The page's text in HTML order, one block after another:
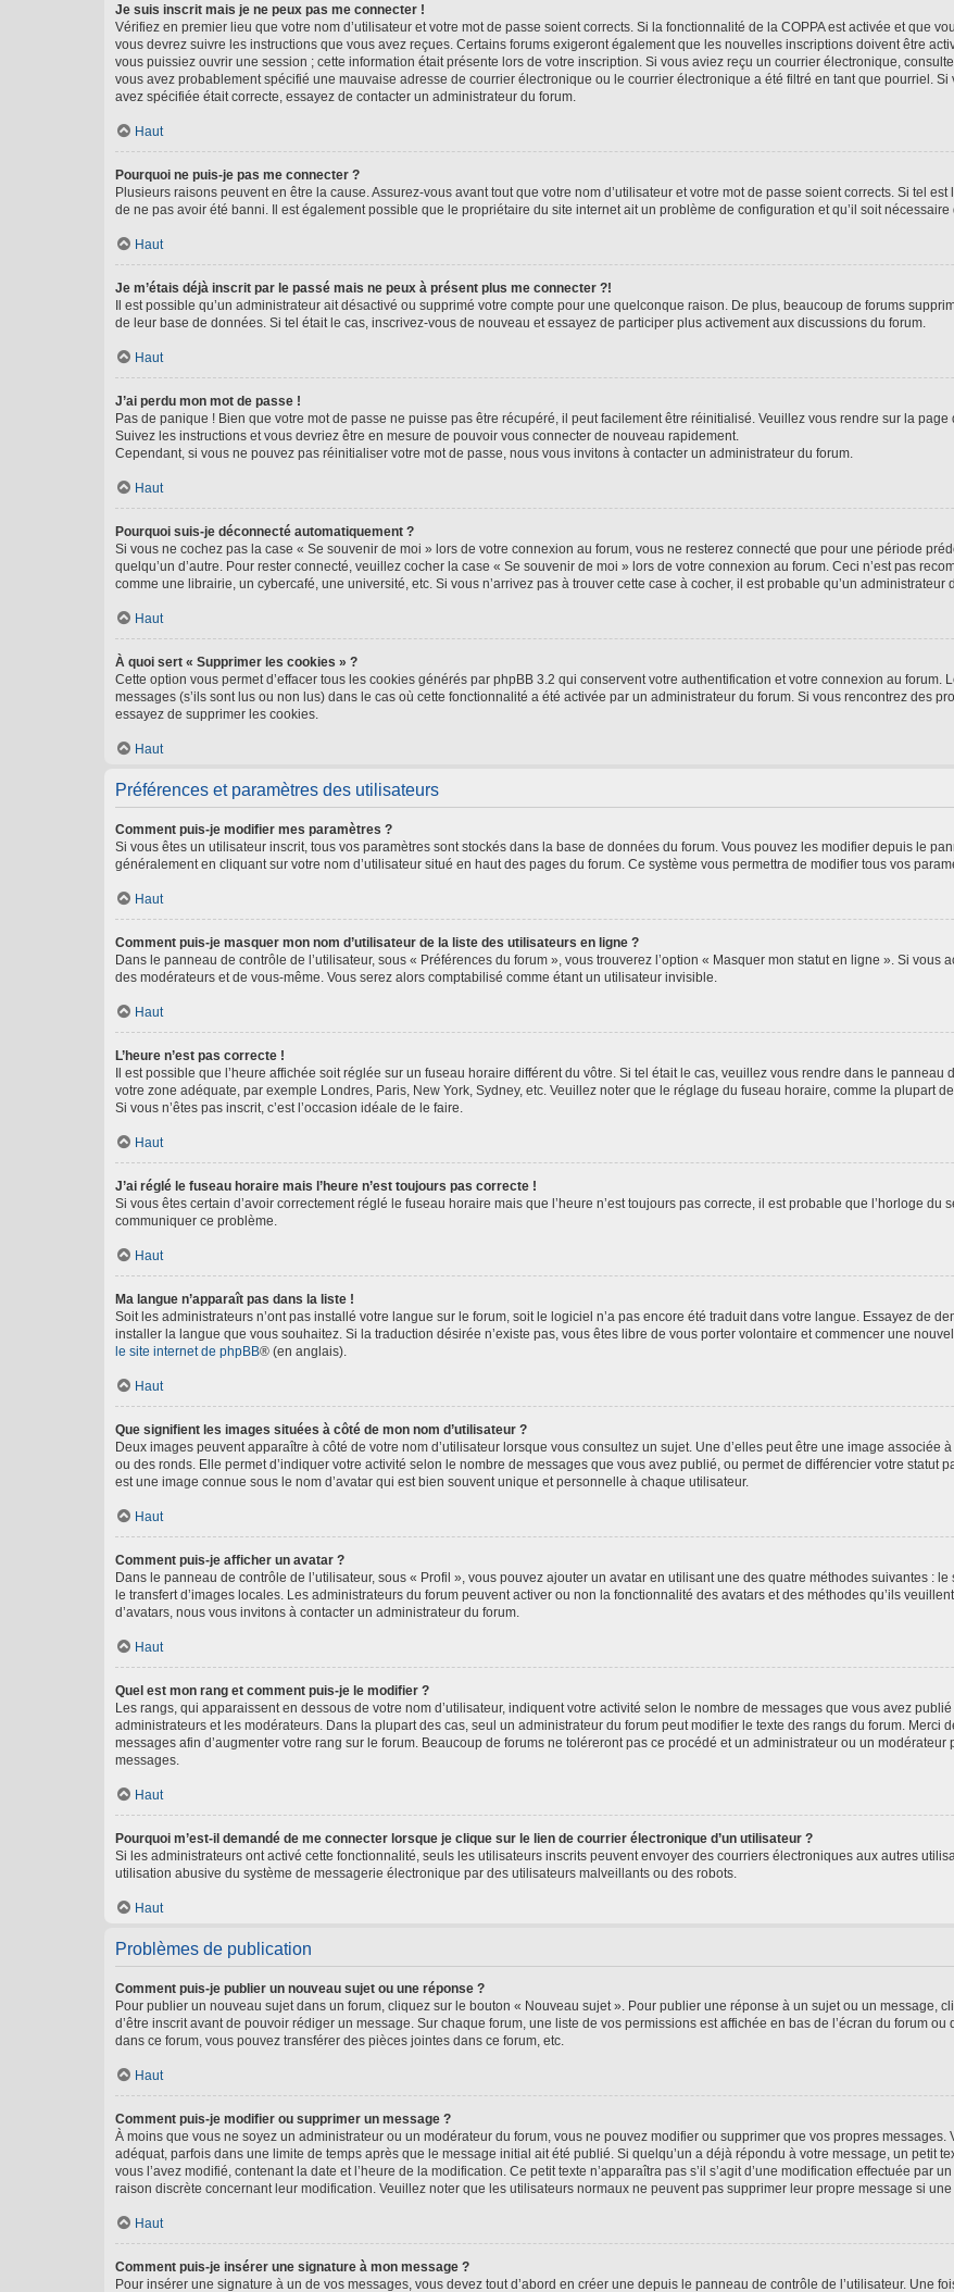
Je suis inscrit mais je ne peux pas me connecter !
Vérifiez en premier lieu que votre nom d’utilisateur et votre mot de passe soient corrects. Si la fonctionnalité de la COPPA est activée et que
vous devrez suivre les instructions que vous avez reçues. Certains forums exigeront également que les nouvelles inscriptions doivent être
vous puissiez ouvrir une session ; cette information était présente lors de votre inscription. Si vous aviez reçu un courrier électronique,
vous avez probablement spécifié une mauvaise adresse de courrier électronique ou le courrier électronique a été filtré en tant que pourriel.
avez spécifiée était correcte, essayez de contacter un administrateur du forum.
Haut
Pourquoi ne puis-je pas me connecter ?
Plusieurs raisons peuvent en être la cause. Assurez-vous avant tout que votre nom d’utilisateur et votre mot de passe soient corrects. Si tel
de ne pas avoir été banni. Il est également possible que le propriétaire du site internet ait un problème de configuration et qu’il soit nécessaire
Haut
Je m’étais déjà inscrit par le passé mais ne peux à présent plus me connecter ?!
Il est possible qu’un administrateur ait désactivé ou supprimé votre compte pour une quelconque raison. De plus, beaucoup de forums
de leur base de données. Si tel était le cas, inscrivez-vous de nouveau et essayez de participer plus activement aux discussions du forum.
Haut
J’ai perdu mon mot de passe !
Pas de panique ! Bien que votre mot de passe ne puisse pas être récupéré, il peut facilement être réinitialisé. Veuillez vous rendre sur la
Suivez les instructions et vous devriez être en mesure de pouvoir vous connecter de nouveau rapidement.
Cependant, si vous ne pouvez pas réinitialiser votre mot de passe, nous vous invitons à contacter un administrateur du forum.
Haut
Pourquoi suis-je déconnecté automatiquement ?
Si vous ne cochez pas la case « Se souvenir de moi » lors de votre connexion au forum, vous ne resterez connecté que pour une période
quelqu’un d’autre. Pour rester connecté, veuillez cocher la case « Se souvenir de moi » lors de votre connexion au forum. Ceci n’est pas
comme une librairie, un cybercafé, une université, etc. Si vous n’arrivez pas à trouver cette case à cocher, il est probable qu’un
Haut
À quoi sert « Supprimer les cookies » ?
Cette option vous permet d’effacer tous les cookies générés par phpBB 3.2 qui conservent votre authentification et votre connexion au forum.
messages (s’ils sont lus ou non lus) dans le cas où cette fonctionnalité a été activée par un administrateur du forum. Si vous rencontrez des
essayez de supprimer les cookies.
Haut
Préférences et paramètres des utilisateurs
Comment puis-je modifier mes paramètres ?
Si vous êtes un utilisateur inscrit, tous vos paramètres sont stockés dans la base de données du forum. Vous pouvez les modifier depuis le
généralement en cliquant sur votre nom d’utilisateur situé en haut des pages du forum. Ce système vous permettra de modifier tous vos
Haut
Comment puis-je masquer mon nom d’utilisateur de la liste des utilisateurs en ligne ?
Dans le panneau de contrôle de l’utilisateur, sous « Préférences du forum », vous trouverez l’option « Masquer mon statut en ligne ». Si
des modérateurs et de vous-même. Vous serez alors comptabilisé comme étant un utilisateur invisible.
Haut
L’heure n’est pas correcte !
Il est possible que l’heure affichée soit réglée sur un fuseau horaire différent du vôtre. Si tel était le cas, veuillez vous rendre dans le
votre zone adéquate, par exemple Londres, Paris, New York, Sydney, etc. Veuillez noter que le réglage du fuseau horaire, comme la plupart
Si vous n’êtes pas inscrit, c’est l’occasion idéale de le faire.
Haut
J’ai réglé le fuseau horaire mais l’heure n’est toujours pas correcte !
Si vous êtes certain d’avoir correctement réglé le fuseau horaire mais que l’heure n’est toujours pas correcte, il est probable que l’horloge
communiquer ce problème.
Haut
Ma langue n’apparaît pas dans la liste !
Soit les administrateurs n’ont pas installé votre langue sur le forum, soit le logiciel n’a pas encore été traduit dans votre langue. Essayez de
installer la langue que vous souhaitez. Si la traduction désirée n’existe pas, vous êtes libre de vous porter volontaire et commencer une
le site internet de phpBB® (en anglais).
Haut
Que signifient les images situées à côté de mon nom d’utilisateur ?
Deux images peuvent apparaître à côté de votre nom d’utilisateur lorsque vous consultez un sujet. Une d’elles peut être une image
ou des ronds. Elle permet d’indiquer votre activité selon le nombre de messages que vous avez publié, ou permet de différencier votre statut
est une image connue sous le nom d’avatar qui est bien souvent unique et personnelle à chaque utilisateur.
Haut
Comment puis-je afficher un avatar ?
Dans le panneau de contrôle de l’utilisateur, sous « Profil », vous pouvez ajouter un avatar en utilisant une des quatre méthodes suivantes :
le transfert d’images locales. Les administrateurs du forum peuvent activer ou non la fonctionnalité des avatars et des méthodes qu’ils
d’avatars, nous vous invitons à contacter un administrateur du forum.
Haut
Quel est mon rang et comment puis-je le modifier ?
Les rangs, qui apparaissent en dessous de votre nom d’utilisateur, indiquent votre activité selon le nombre de messages que vous avez
administrateurs et les modérateurs. Dans la plupart des cas, seul un administrateur du forum peut modifier le texte des rangs du forum. Merci
messages afin d’augmenter votre rang sur le forum. Beaucoup de forums ne toléreront pas ce procédé et un administrateur ou un
messages.
Haut
Pourquoi m’est-il demandé de me connecter lorsque je clique sur le lien de courrier électronique d’un utilisateur ?
Si les administrateurs ont activé cette fonctionnalité, seuls les utilisateurs inscrits peuvent envoyer des courriers électroniques aux autres
utilisation abusive du système de messagerie électronique par des utilisateurs malveillants ou des robots.
Haut
Problèmes de publication
Comment puis-je publier un nouveau sujet ou une réponse ?
Pour publier un nouveau sujet dans un forum, cliquez sur le bouton « Nouveau sujet ». Pour publier une réponse à un sujet ou un message,
d’être inscrit avant de pouvoir rédiger un message. Sur chaque forum, une liste de vos permissions est affichée en bas de l’écran du forum
dans ce forum, vous pouvez transférer des pièces jointes dans ce forum, etc.
Haut
Comment puis-je modifier ou supprimer un message ?
À moins que vous ne soyez un administrateur ou un modérateur du forum, vous ne pouvez modifier ou supprimer que vos propres
adéquat, parfois dans une limite de temps après que le message initial ait été publié. Si quelqu’un a déjà répondu à votre message, un petit
vous l’avez modifié, contenant la date et l’heure de la modification. Ce petit texte n’apparaîtra pas s’il s’agit d’une modification effectuée par
raison discrète concernant leur modification. Veuillez noter que les utilisateurs normaux ne peuvent pas supprimer leur propre message si
Haut
Comment puis-je insérer une signature à mon message ?
Pour insérer une signature à un de vos messages, vous devez tout d’abord en créer une depuis le panneau de contrôle de l’utilisateur. Une